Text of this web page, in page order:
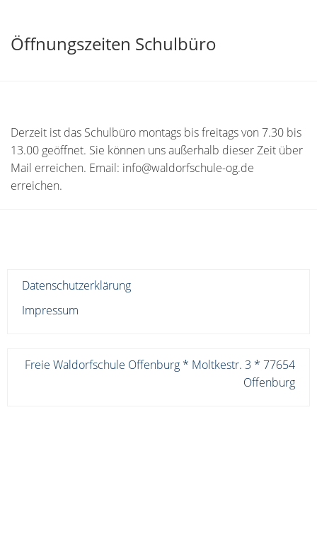
Öffnungszeiten Schulbüro
Derzeit ist das Schulbüro montags bis freitags von 7.30 bis
13.00 geöffnet. Sie können uns außerhalb dieser Zeit über
Mail erreichen. Email: info@waldorfschule-og.de
erreichen.
Datenschutzerklärung
Impressum
Freie Waldorfschule Offenburg * Moltkestr. 3 * 77654
Offenburg